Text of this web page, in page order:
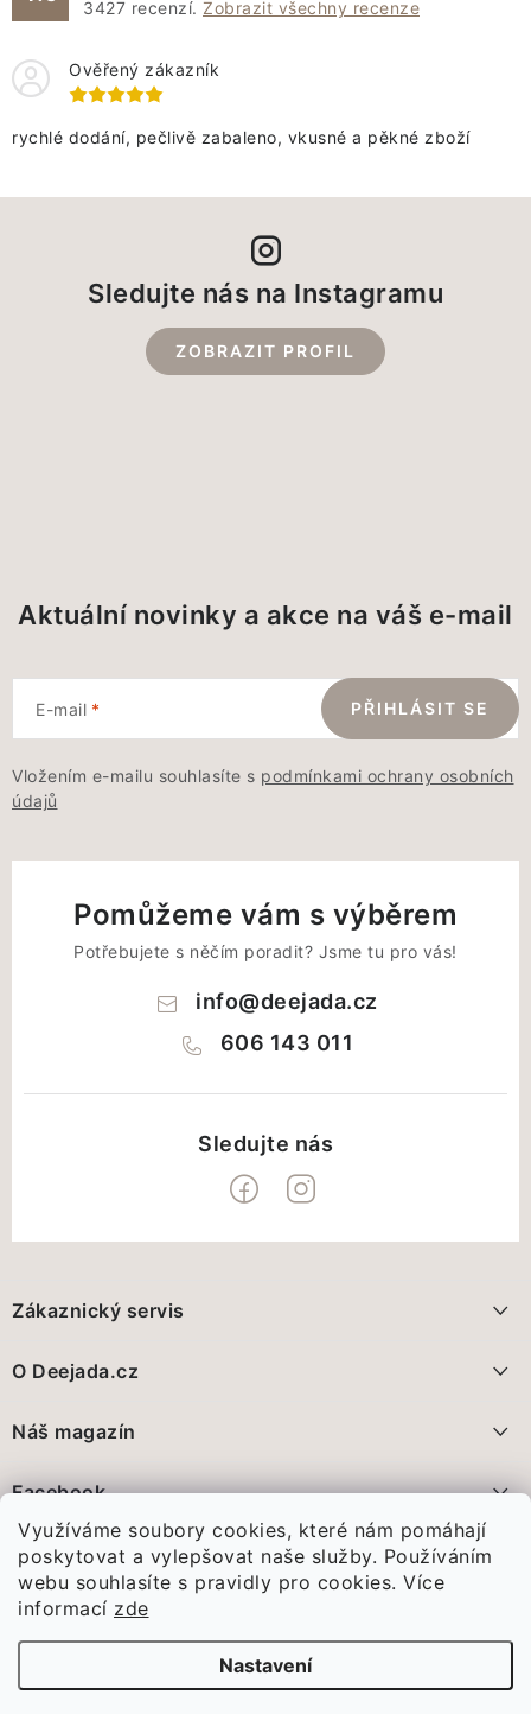
Využíváme soubory cookies, které nám pomáhají
poskytovat a vylepšovat naše služby. Používáním
webu souhlasíte s pravidly pro cookies. Více
informací zde
Nastavení
3427 recenzí. Zobrazit všechny recenze
Ověřený zákazník
rychlé dodání, pečlivě zabaleno, vkusné a pěkné zboží
Sledujte nás na Instagramu
ZOBRAZIT PROFIL
Aktuální novinky a akce na váš e-mail
E-mail
Vložením e-mailu souhlasíte s podmínkami ochrany osobních
údajů
PŘIHLÁSIT SE
Pomůžeme vám s výběrem
Potřebujete s něčím poradit? Jsme tu pro vás!
info@deejada.cz
606 143 011
p
a
Zákaznický servis
Vrácení zboží a reklamace
Obchodní podmínky
Ochrana Osobních údajů GDPR
Spojte se s námi
O Deejada.cz
Poznejte nás
Náš magazín
Před pár dny jsme vám oznámili...
Vánoce, které nám změnily celý život
Porodnice U Apolináře v Praze ...
Facebook